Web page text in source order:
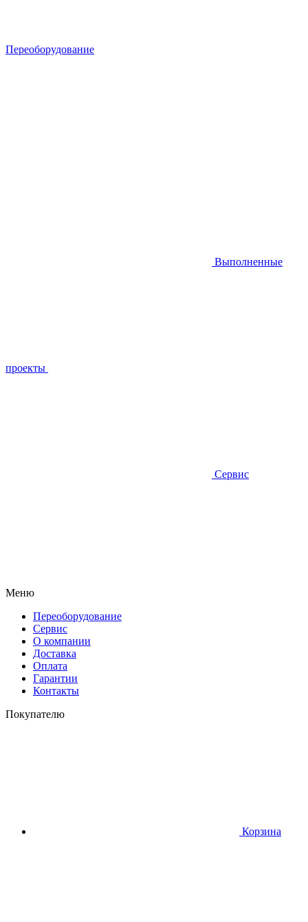
Переоборудование
Выполненные
проекты
Сервис
Меню
Переоборудование
Сервис
О компании
Доставка
Оплата
Гарантии
Контакты
Покупателю
Корзина